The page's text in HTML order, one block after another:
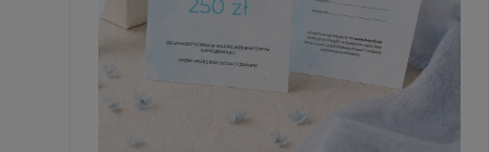
nie znasz rozmiaru biżuterii,
nie jesteś pewien, który model wybrać,
chcesz podarować coś wyjątkowego, pozostawiając
szukasz prezentu na ostatnią chwilę.
Bon podarunkowy na każdą okazję